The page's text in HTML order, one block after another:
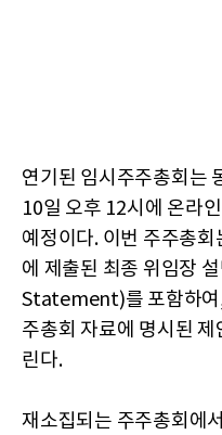
연기된 임시주주총회는
10일 오후 12시에 온라
예정이다. 이번 주주총
에 제출된 최종 위임장
Statement)를 포함하여
주총회 자료에 명시된
린다.
재소집되는 주주총회에